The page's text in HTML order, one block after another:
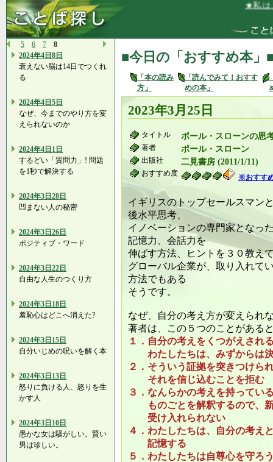
★私は、
5 6 7
8
2024年4日8日
衰えない脳は14日でつくれ
る
2024年4日5日
なぜ、今までのやり方を変
えられないのか
2024年4日1日
するどい「質問力」! 問題
を1秒で解決する
2024年3日28日
凹まない人の秘密
2024年3日26日
ポジティブ・ワード
2024年3日22日
自由な人生のつくり方
2024年3日18日
羞恥心はどこへ消えた?
2024年3日15日
自分いじめの呪いを解く本
2024年3日13日
怒りに負ける人、怒りを生
かす人
2024年3日10日
愚かな女は騒がしい。賢い
男は珍しい。
■今日の「おすすめ本」
「本の読み
方」
「読んでみて！おすす
めの本」
2023年3月25日
タイトル ポール・スローンの思
著者 ポール・スローン
出版社 二見書房 (2011/1/11)
おすすめ度 ※おすす
イギリスのトップセールスマン
後水平思考、
イノベーションの専門家となっ
記憶力、会話力を
伸ばす方法、ヒントを３０教え
グローバル企業が、取り入れて
方法でもある
そうです。
なぜ、自分の考え方が変えられ
著者は、この５つのことがある
１．自分の考えをくつがえされ
わたしたちは、みずからは決
２．そういう証拠を突きつけら
それを信じ込むことを拒む
３．なんらかの考えを持ってい
ものごとを解釈するので、新
受け入れられない
４．わたしたちは、自分の考え
記憶する
５．わたしたちは自尊心を守ろ